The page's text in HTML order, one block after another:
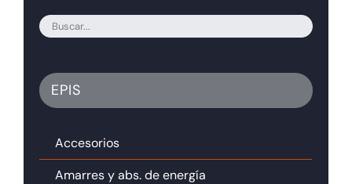
EPIS
Accesorios
Amarres y abs. de energía